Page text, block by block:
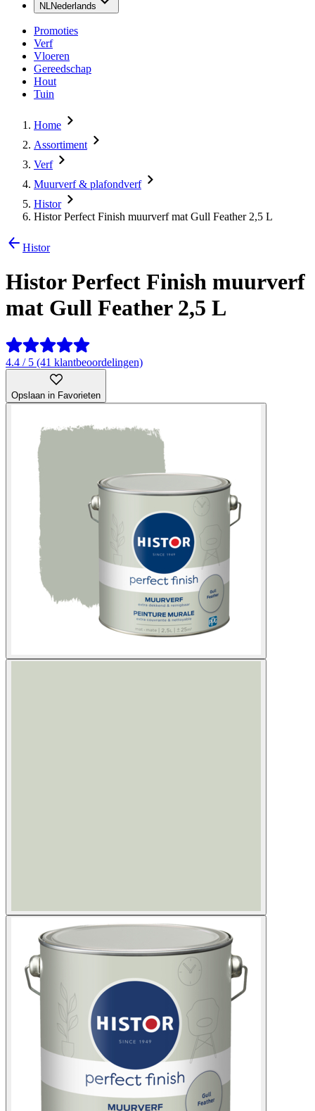
NLNederlands
Promoties
Verf
Vloeren
Gereedschap
Hout
Tuin
Home
Assortiment
Verf
Muurverf & plafondverf
Histor
Histor Perfect Finish muurverf mat Gull Feather 2,5 L
Histor
Histor Perfect Finish muurverf
mat Gull Feather 2,5 L
4.4 / 5 (41 klantbeoordelingen)
Opslaan in Favorieten